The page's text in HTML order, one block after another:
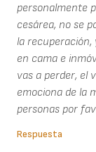
personalmente
cesárea, no se
la recuperación,
en cama e
vas a perder, el
emociona de la
personas por
Respuesta